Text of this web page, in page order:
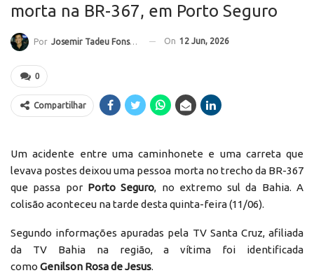
morta na BR-367, em Porto Seguro
Por Josemir Tadeu Fonseca On 12 Jun, 2026
0
Compartilhar
Um acidente entre uma caminhonete e uma carreta que
levava postes deixou uma pessoa morta no trecho da BR-367
que passa por Porto Seguro, no extremo sul da Bahia. A
colisão aconteceu na tarde desta quinta-feira (11/06).
Segundo informações apuradas pela TV Santa Cruz, afiliada
da TV Bahia na região, a vítima foi identificada
como Genilson Rosa de Jesus.